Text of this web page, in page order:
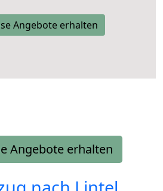
Angebote erhalten
Angebote erhalten